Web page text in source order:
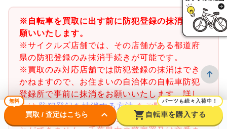
※自転車を買取に出す前に防犯登録の抹消をお
願いいたします。
※サイクルズ店舗では、その店舗がある都道府
県の防犯登録のみ抹消手続きが可能です。
※買取のみ対応店舗では防犯登録の抹消はでき
かねますので、お住まいの自治体の自転車防犯
登録所で事前に抹消をお願いいたします。詳し
くは防犯登録を抹消する方法をご覧ください。
※千葉県の防犯登録抹消手続きは店舗で行うこ
無料
買取 / 査定はこちら keyboard_arrow_down shopping_cart
パーツも続々入荷中！
自転車を購入する